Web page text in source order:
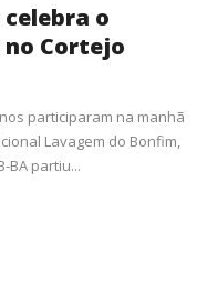
o
Cortejo
participaram na manhã
Lavagem do Bonfim,
BA partiu...